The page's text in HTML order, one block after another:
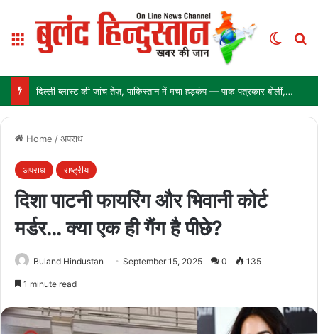
Menu
मुख्यमंत्री विष्णुदेव साय से जेड ब्लू लाइफस्टाइल के संस्थापक की मुलाकात, छत्तीसगढ़ में टेक्सटाइल और गारमेंट पार्क में निवेश की इच्छा व्यक्त
Home /अपराध
अपराध राष्ट्रीय
दिशा पाटनी फायरिंग और भिवानी कोर्ट
मर्डर… क्या एक ही गैंग है पीछे?
Buland Hindustan September 15, 2025 0 135
1 minute read